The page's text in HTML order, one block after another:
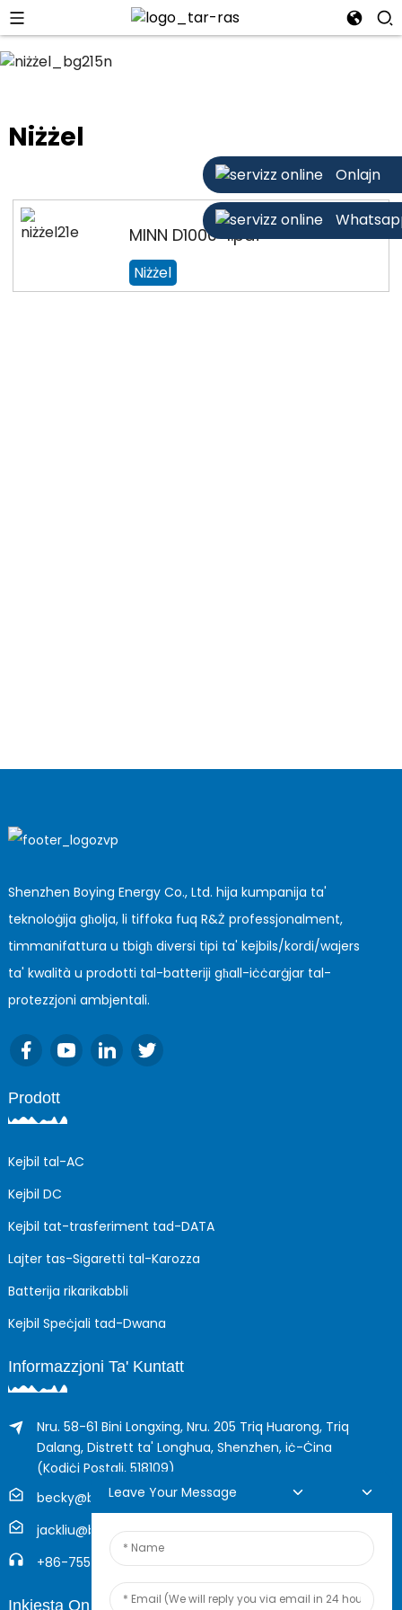
Onlajn
Niżżel
MINN D1000-1.pdf
Niżżel
Shenzhen Boying Energy Co., Ltd. hija kumpanija ta'
teknoloġija għolja, li tiffoka fuq R&Ż professjonalment,
timmanifattura u tbigħ diversi tipi ta' kejbils/kordi/wajers
ta' kwalità u prodotti tal-batteriji għall-iċċarġjar tal-
protezzjoni ambjentali.
Prodott
Kejbil tal-AC
Kejbil DC
Kejbil tat-trasferiment tad-DATA
Lajter tas-Sigaretti tal-Karozza
Batterija rikarikabbli
Kejbil Speċjali tad-Dwana
Informazzjoni Ta' Kuntatt
Nru. 58-61 Bini Longxing, Nru. 205 Triq Huarong, Triq
Dalang, Distrett ta' Longhua, Shenzhen, iċ-Ċina
(Kodiċi Postali, 518109)
becky@boyingcable.com
jackliu@boyingcable.com
+86-755-21014277
Inkjesta Online
Leave Your Message